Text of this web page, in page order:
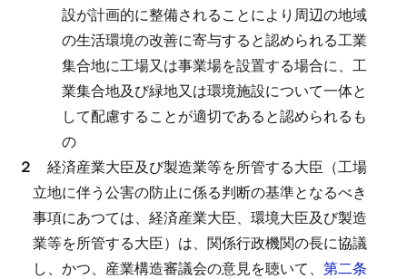
設が計画的に整備されることにより周辺の地域
の生活環境の改善に寄与すると認められる工業
集合地に工場又は事業場を設置する場合に、工
業集合地及び緑地又は環境施設について一体と
して配慮することが適切であると認められるも
の
２ 経済産業大臣及び製造業等を所管する大臣（工場
立地に伴う公害の防止に係る判断の基準となるべき
事項にあつては、経済産業大臣、環境大臣及び製造
業等を所管する大臣）は、関係行政機関の長に協議
し、かつ、産業構造審議会の意見を聴いて、 第二条